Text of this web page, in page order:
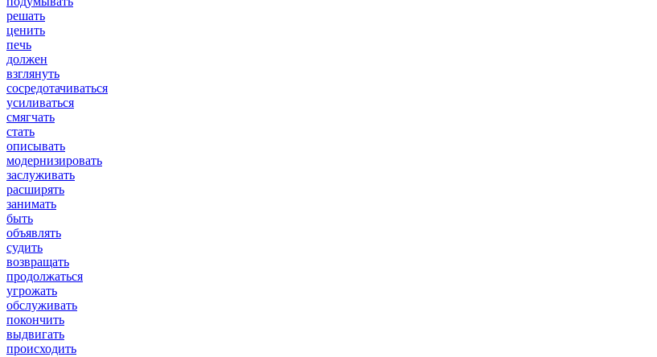
решать
ценить
печь
должен
взглянуть
сосредотачиваться
усиливаться
смягчать
стать
описывать
модернизировать
заслуживать
расширять
занимать
быть
объявлять
судить
возвращать
продолжаться
угрожать
обслуживать
покончить
выдвигать
происходить